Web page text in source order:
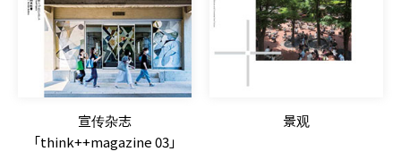
宣传杂志
「think++magazine 03」
景观